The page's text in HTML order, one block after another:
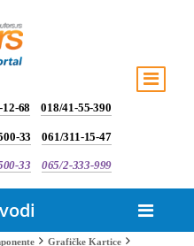
68 018/41-55-390
33 061/311-15-47
33 065/2-333-999
Grafičke Kartice